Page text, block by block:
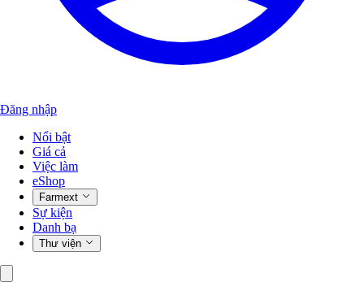
Đăng nhập
Nổi bật
Giá cả
Việc làm
eShop
Farmext
Sự kiện
Danh bạ
Thư viện